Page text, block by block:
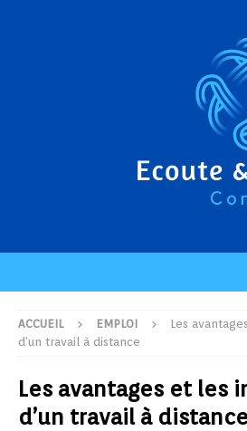
ACCUEIL EMPLOI
Les
d’un travail à distance
Les avantages et les
d’un travail à distance